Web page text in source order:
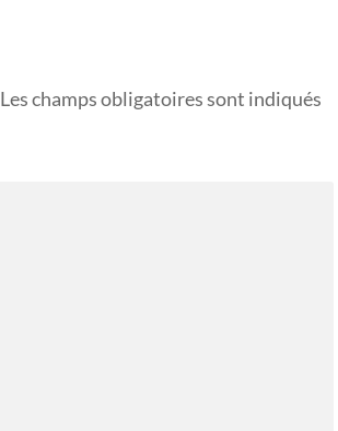
Les champs obligatoires sont indiqués